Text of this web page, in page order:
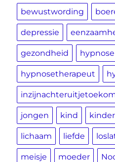
bewustwording
depressie
gezondheid hypnose
hypnosetherapeut
jongen kind
lichaam liefde
meisje moeder